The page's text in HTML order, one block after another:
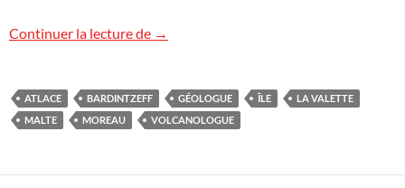
Continuer la lecture de Voyage dans l’île de Malte
→
ATLACE BARDINTZEFF GÉOLOGUE ÎLE
LA VALETTE
MALTE
MOREAU VOLCANOLOGUE